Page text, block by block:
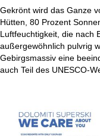
Gekrönt wird das Ganze
Hütten, 80 Prozent
Luftfeuchtigkeit, die nach
außergewöhnlich pulvrig
Gebirgsmassiv eine
auch Teil des UNESCO-